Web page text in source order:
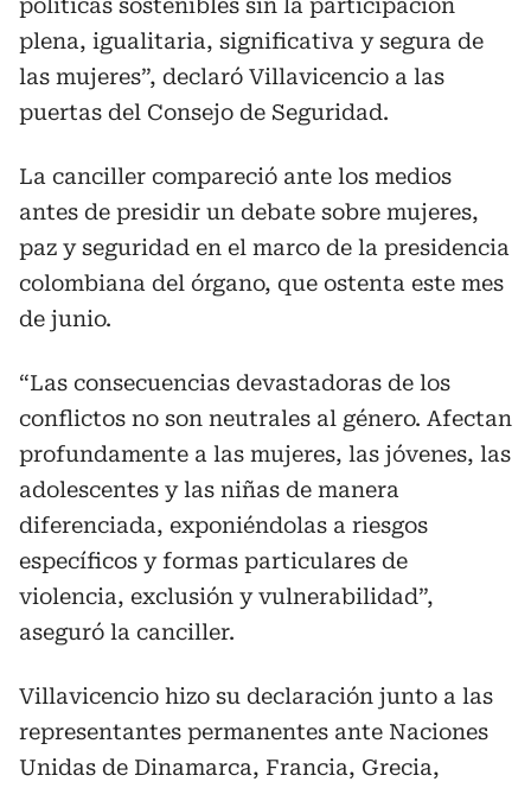
políticas sostenibles sin la participación
plena, igualitaria, significativa y segura de
las mujeres”, declaró Villavicencio a las
puertas del Consejo de Seguridad.
La canciller compareció ante los medios
antes de presidir un debate sobre mujeres,
paz y seguridad en el marco de la presidencia
colombiana del órgano, que ostenta este mes
de junio.
“Las consecuencias devastadoras de los
conflictos no son neutrales al género. Afectan
profundamente a las mujeres, las jóvenes, las
adolescentes y las niñas de manera
diferenciada, exponiéndolas a riesgos
específicos y formas particulares de
violencia, exclusión y vulnerabilidad”,
aseguró la canciller.
Villavicencio hizo su declaración junto a las
representantes permanentes ante Naciones
Unidas de Dinamarca, Francia, Grecia,